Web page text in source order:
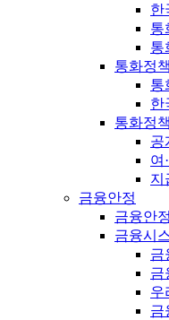
한
통
통
통화정
통
한
통화정
공
여
지
금융안정
금융안
금융시
금
금
우
금